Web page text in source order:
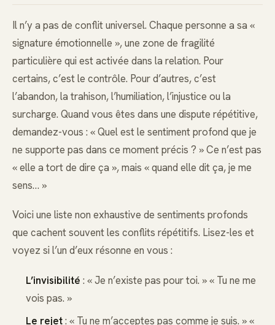
Il n’y a pas de conflit universel. Chaque personne a sa «
signature émotionnelle », une zone de fragilité
particulière qui est activée dans la relation. Pour
certains, c’est le contrôle. Pour d’autres, c’est
l’abandon, la trahison, l’humiliation, l’injustice ou la
surcharge. Quand vous êtes dans une dispute répétitive,
demandez-vous : « Quel est le sentiment profond que je
ne supporte pas dans ce moment précis ? » Ce n’est pas
« elle a tort de dire ça », mais « quand elle dit ça, je me
sens… »
Voici une liste non exhaustive de sentiments profonds
que cachent souvent les conflits répétitifs. Lisez-les et
voyez si l’un d’eux résonne en vous :
L’invisibilité : « Je n’existe pas pour toi. » « Tu ne me
vois pas. »
Le rejet: « Tu ne m’acceptes pas comme je suis. » «